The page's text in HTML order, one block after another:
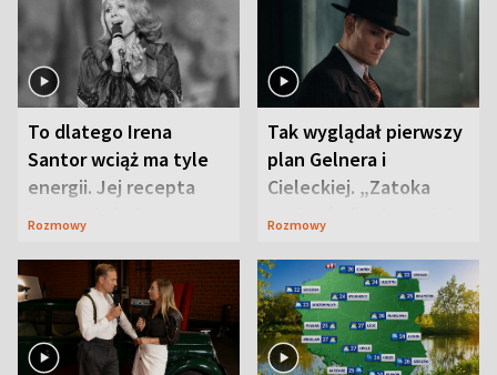
To dlatego Irena
Santor wciąż ma tyle
energii. Jej recepta
jest zaskakująco
Rozmowy
Tak wyglądał pierwszy
plan Gelnera i
Cieleckiej. „Zatoka
szpiegów” od razu ich
Rozmowy